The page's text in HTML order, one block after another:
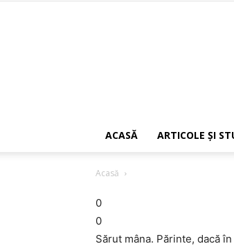
ACASĂ ARTICOLE ŞI
Acasă
0
0
Sărut mâna. Părinte, dacă